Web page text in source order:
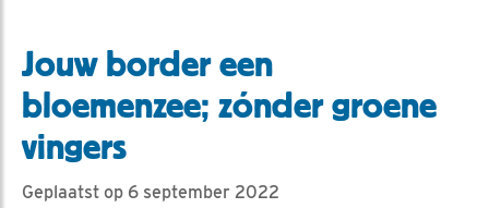
Jouw border een
bloemenzee; zónder groene
vingers
Geplaatst op 6 september 2022